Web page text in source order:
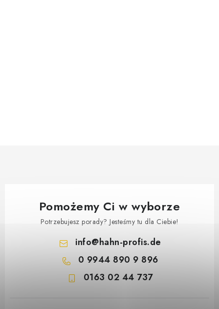
Pomożemy Ci w wyborze
Potrzebujesz porady? Jesteśmy tu dla Ciebie!
info@hahn-profis.de
0 9944 890 9 896
0163 02 44 737